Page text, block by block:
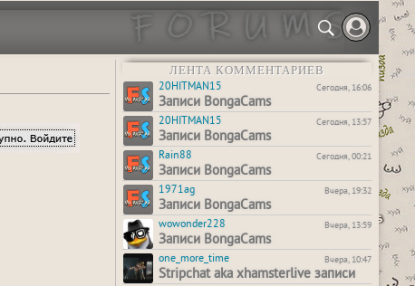
ЛЕНТА КОММЕНТАРИЕВ
20HITMAN15
Сегодня, 16:06
Записи BongaCams
20HITMAN15 Сегодня, 13:57
Записи BongaCams
Rain88 Сегодня, 00:21
Записи BongaCams
1971ag Вчера, 19:32
Записи BongaCams
wowonder228 Вчера, 13:59
Записи BongaCams
one_more_time Вчера, 10:47
Stripchat aka xhamsterlive записи